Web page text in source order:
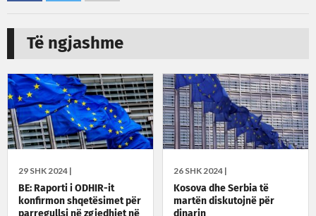
Të ngjashme
29 SHK 2024 |
BE: Raporti i ODHIR-it
konfirmon shqetësimet për
26 SHK 2024 |
Kosova dhe Serbia të
martën diskutojnë për